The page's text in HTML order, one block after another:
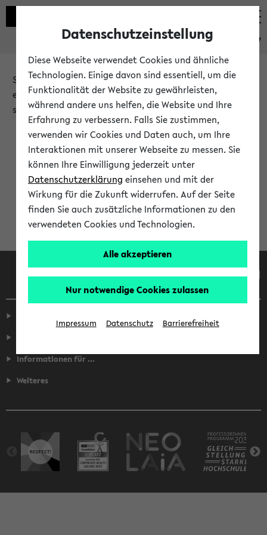
eKVV
Sie möchten auf eine eKVV Funktion zugreifen, die Ihnen
erst nach einer Anmeldung am System zur Verfügung
steht.
Bitte melden Sie sich an:
Anmeldung am eKVV
Informationen für ...
Weiteres
Datenschutzeinstellung
Diese Webseite verwendet Cookies und ähnliche
Technologien. Einige davon sind essentiell, um die
Funktionalität der Website zu gewährleisten,
während andere uns helfen, die Website und Ihre
Erfahrung zu verbessern. Falls Sie zustimmen,
verwenden wir Cookies und Daten auch, um Ihre
Interaktionen mit unserer Webseite zu messen. Sie
können Ihre Einwilligung jederzeit unter
Datenschutzerklärung einsehen und mit der
Wirkung für die Zukunft widerrufen. Auf der Seite
finden Sie auch zusätzliche Informationen zu den
verwendeten Cookies und Technologien.
Alle akzeptieren
Nur notwendige Cookies zulassen
Impressum Datenschutz Barrierefreiheit